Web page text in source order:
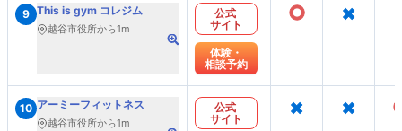
9 This is gym コレジム
越谷市役所から1m
公式
サイト
体験・
相談予約
○ ×
10 アーミーフィットネス
越谷市役所から1m
公式
サイト
× ×